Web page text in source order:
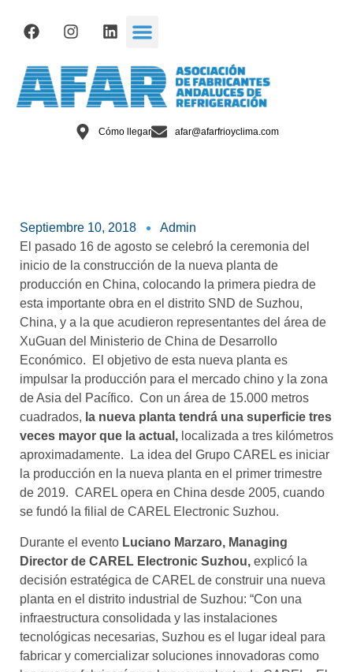
Cómo llegar afar@afarfrioyclima.com
Septiembre 10, 2018
Admin
El pasado 16 de agosto se celebró la ceremonia del
inicio de la construcción de la nueva planta de
producción en China, colocando la primera piedra de
esta importante obra en el distrito SND de Suzhou,
China, y a la que acudieron representantes del área de
XuGuan del Ministerio de China de Desarrollo
Económico. El objetivo de esta nueva planta es
impulsar la producción para el mercado chino y la zona
de Asia del Pacífico. Con un área de 15.000 metros
cuadrados, la nueva planta tendrá una superficie tres
veces mayor que la actual, localizada a tres kilómetros
aproximadamente. La idea del Grupo CAREL es iniciar
la producción en la nueva planta en el primer trimestre
de 2019. CAREL opera en China desde 2005, cuando
se fundó la filial de CAREL Electronic Suzhou.
Durante el evento Luciano Marzaro, Managing
Director de CAREL Electronic Suzhou, explicó la
decisión estratégica de CAREL de construir una nueva
planta en el distrito industrial de Suzhou: “Con una
infraestructura consolidada y las instalaciones
tecnológicas necesarias, Suzhou es el lugar ideal para
fabricar y comercializar soluciones innovadoras como